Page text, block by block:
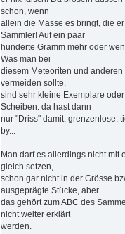
schon, wenn
allein die Masse es bringt, die
Sammler! Auf ein paar
hunderte Gramm mehr oder
Was man bei
diesem Meteoriten und
vermeiden sollte,
sind sehr kleine Exemplare
Scheiben: da hast dann
nur "Driss" damit, grenzenlose,
by...
Man darf es allerdings nicht mit
gleich setzen,
schon gar nicht in der Grösse
ausgeprägte Stücke, aber
das gehört zum ABC des
nicht weiter erklärt
werden.